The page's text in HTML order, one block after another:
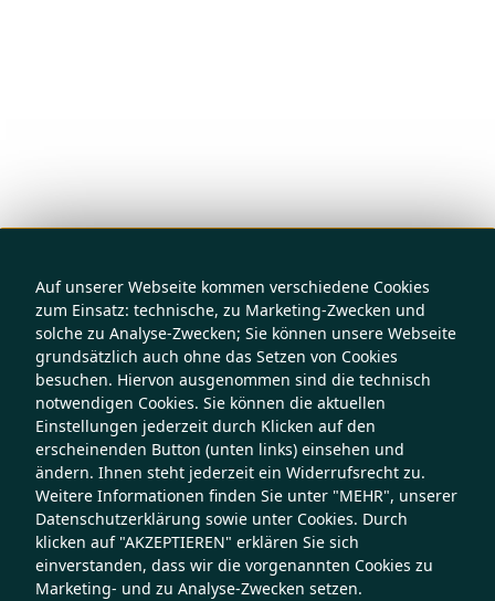
Auf unserer Webseite kommen verschiedene Cookies
zum Einsatz: technische, zu Marketing-Zwecken und
solche zu Analyse-Zwecken; Sie können unsere Webseite
grundsätzlich auch ohne das Setzen von Cookies
besuchen. Hiervon ausgenommen sind die technisch
notwendigen Cookies. Sie können die aktuellen
Einstellungen jederzeit durch Klicken auf den
erscheinenden Button (unten links) einsehen und
ändern. Ihnen steht jederzeit ein Widerrufsrecht zu.
Weitere Informationen finden Sie unter "MEHR", unserer
Datenschutzerklärung sowie unter Cookies. Durch
klicken auf "AKZEPTIEREN" erklären Sie sich
einverstanden, dass wir die vorgenannten Cookies zu
Marketing- und zu Analyse-Zwecken setzen.